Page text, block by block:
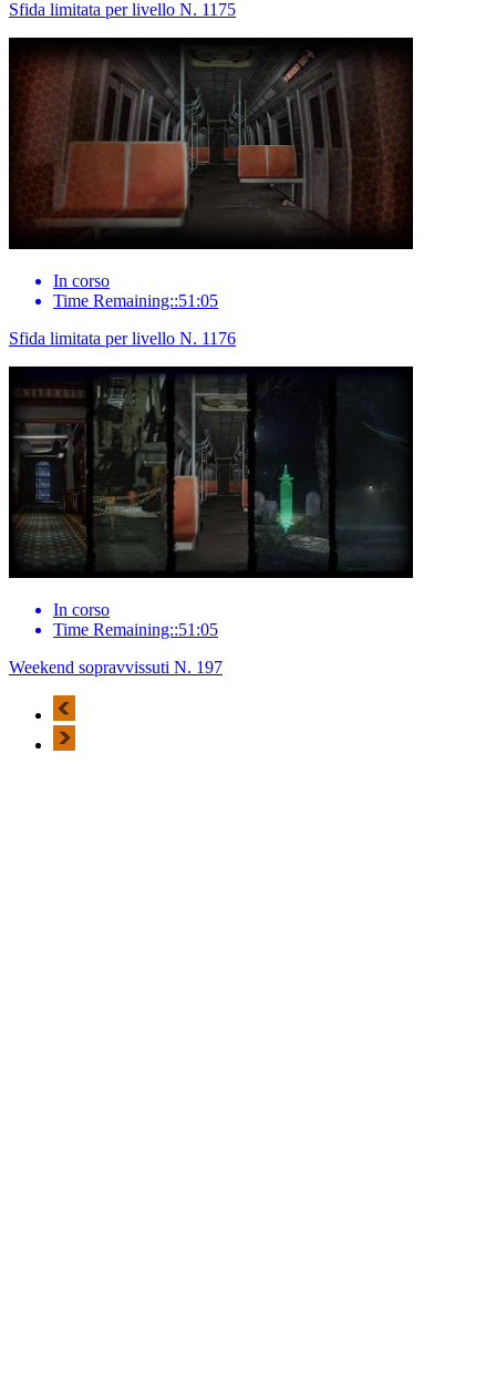
Sfida limitata per livello N. 1175
In corso
Time Remaining::51:05
Sfida limitata per livello N. 1176
In corso
Time Remaining::51:05
Weekend sopravvissuti N. 197